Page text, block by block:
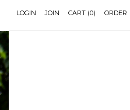
LOGIN JOIN CART (0) ORDER